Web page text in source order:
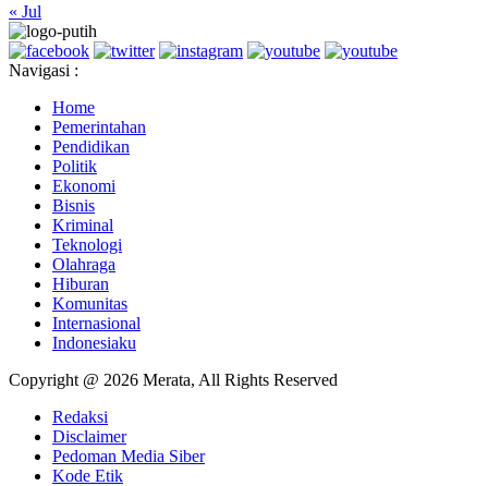
« Jul
Navigasi :
Home
Pemerintahan
Pendidikan
Politik
Ekonomi
Bisnis
Kriminal
Teknologi
Olahraga
Hiburan
Komunitas
Internasional
Indonesiaku
Copyright @ 2026 Merata, All Rights Reserved
Redaksi
Disclaimer
Pedoman Media Siber
Kode Etik